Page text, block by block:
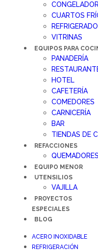
CUARTOS
VITRINAS
EQUIPOS PARA
PANADERÍA
HOTEL
CAFETERÍA
COMEDORES
CARNICERÍA
BAR
TIENDAS DE
REFACCIONES
QUEMADORES
EQUIPO MENOR
UTENSILIOS
VAJILLA
PROYECTOS
ESPECIALES
BLOG
ACERO INOXIDABLE
REFRIGERACIÓN